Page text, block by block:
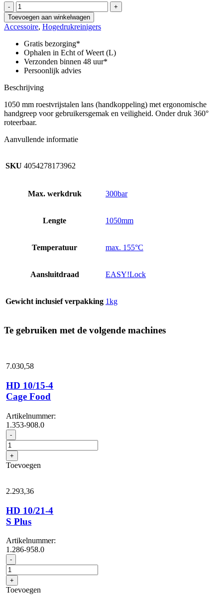
-
Spuitlans,
1050
mm,
draaibaar
aantal
+
Toevoegen aan winkelwagen
Accessoire, Hogedrukreinigers
Gratis bezorging*
Ophalen in Echt of Weert (L)
Verzonden binnen 48 uur*
Persoonlijk advies
Beschrijving
1050 mm roestvrijstalen lans (handkoppeling) met ergonomische
handgreep voor gebruikersgemak en veiligheid. Onder druk 360°
roteerbaar.
Aanvullende informatie
SKU 4054278173962
Max. werkdruk 300bar
Lengte 1050mm
Temperatuur max. 155°C
Aansluitdraad EASY!Lock
Gewicht inclusief verpakking 1kg
Te gebruiken met de volgende machines
7.030,58
HD 10/15-4
Cage Food
Artikelnummer:
1.353-908.0
- HD
10/15-
4
Cage
Food
+
Toevoegen
2.293,36
HD 10/21-4
S Plus
Artikelnummer:
1.286-958.0
- HD
10/21-
4
S
Plus
+
Toevoegen